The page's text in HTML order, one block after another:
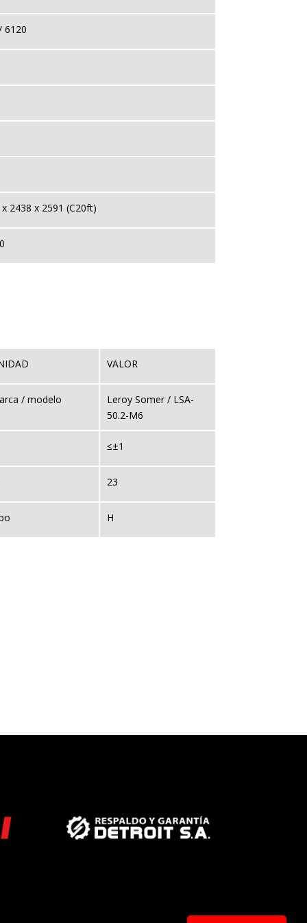
6120
2438 x 2591 (C20ft)
/ modelo
VALOR
Leroy Somer / LSA-
50.2-M6
≤±1
23
H